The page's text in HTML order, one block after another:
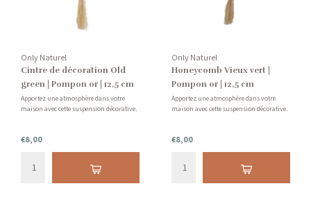
Only Naturel
Cintre de décoration Old
green | Pompon or | 12,5 cm
Apportez une atmosphère dans votre
maison avec cette suspension décorative.
€8,00
Only Naturel
Honeycomb Vieux vert |
Pompon or | 12,5 cm
Apportez une atmosphère dans votre
maison avec cette suspension décorative.
€8,00